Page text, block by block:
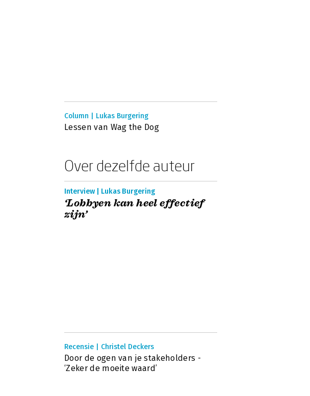
Column | Lukas Burgering
Lessen van Wag the Dog
Over dezelfde auteur
Interview | Lukas Burgering
‘Lobbyen kan heel effectief
zijn’
Recensie | Christel Deckers
Door de ogen van je stakeholders -
‘Zeker de moeite waard’